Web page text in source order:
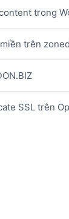
trong
trên
SSL trên